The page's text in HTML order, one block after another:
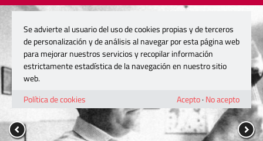
Se advierte al usuario del uso de cookies propias y de terceros
de personalización y de análisis al navegar por esta página web
para mejorar nuestros servicios y recopilar información
estrictamente estadística de la navegación en nuestro sitio
web.
Política de cookies
Acepto· No acepto